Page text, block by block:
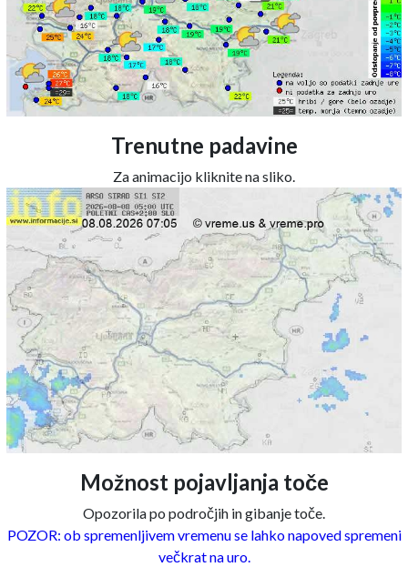
Trenutne padavine
Za animacijo kliknite na sliko.
Možnost pojavljanja toče
Opozorila po področjih in gibanje toče.
POZOR: ob spremenljivem vremenu se lahko napoved spremeni
večkrat na uro.